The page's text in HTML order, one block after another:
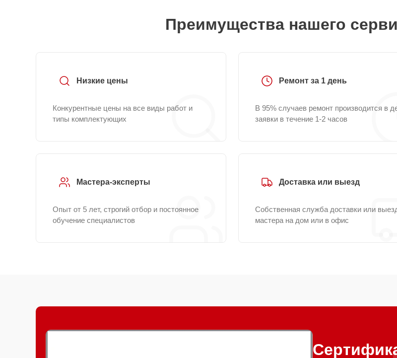
Преимущества нашего
Низкие цены
Конкурентные цены на все виды работ и
типы комплектующих
Ремонт за 1 день
В 95% случаев ремонт производится в
заявки в течение 1-2 часов
Мастера-эксперты
Опыт от 5 лет, строгий отбор и постоянное
обучение специалистов
Доставка или выезд
Собственная служба доставки или
мастера на дом или в офис